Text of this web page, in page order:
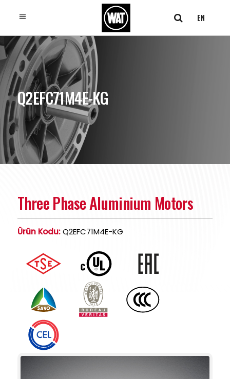
EN
Q2EFC71M4E-KG
Three Phase Aluminium Motors
Ürün Kodu:Q2EFC71M4E-KG